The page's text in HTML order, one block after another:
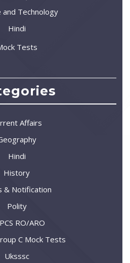
and Technology
Hindi
Tests
Affairs
Hindi
History
& Notification
Polity
RO/ARO
C Mock Tests
Uksssc